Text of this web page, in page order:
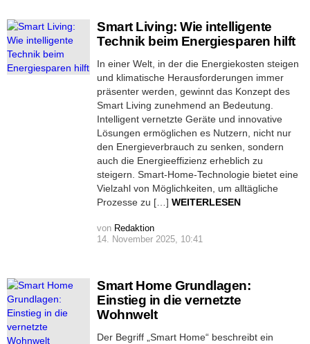
Smart Living: Wie intelligente
Technik beim Energiesparen hilft
In einer Welt, in der die Energiekosten steigen
und klimatische Herausforderungen immer
präsenter werden, gewinnt das Konzept des
Smart Living zunehmend an Bedeutung.
Intelligent vernetzte Geräte und innovative
Lösungen ermöglichen es Nutzern, nicht nur
den Energieverbrauch zu senken, sondern
auch die Energieeffizienz erheblich zu
steigern. Smart-Home-Technologie bietet eine
Vielzahl von Möglichkeiten, um alltägliche
Prozesse zu […] WEITERLESEN
von Redaktion
14. November 2025, 10:41
Smart Home Grundlagen:
Einstieg in die vernetzte
Wohnwelt
Der Begriff „Smart Home“ beschreibt ein